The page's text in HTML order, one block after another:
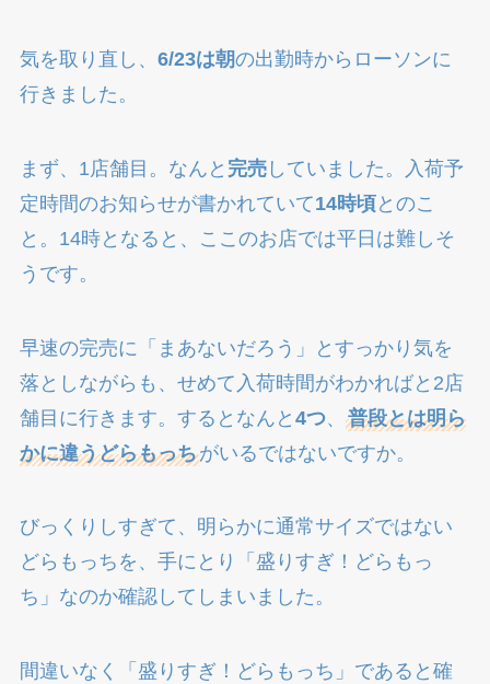
気を取り直し、 6/23は朝の出勤時からローソンに
行きました。
まず、1店舗目。なんと 完売していました。入荷予
定時間のお知らせが書かれていて14時頃とのこ
と。14時となると、ここのお店では平日は難しそ
うです。
早速の完売に「まあないだろう」とすっかり気を
落としながらも、せめて入荷時間がわかればと2店
舗目に行きます。するとなんと 4つ、 普段とは明ら
かに違うどらもっちがいるではないですか。
びっくりしすぎて、明らかに通常サイズではない
どらもっちを、手にとり「盛りすぎ！どらもっ
ち」なのか確認してしまいました。
間違いなく「盛りすぎ！どらもっち」であると確